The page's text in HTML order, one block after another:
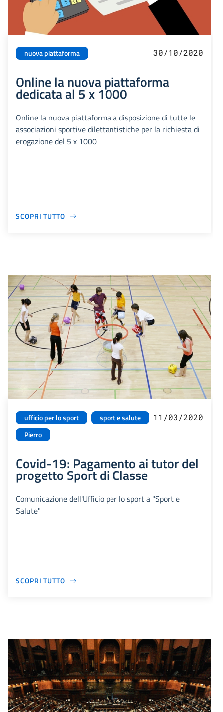
nuova piattaforma 30/10/2020
Online la nuova piattaforma
dedicata al 5 x 1000
Online la nuova piattaforma a disposizione di tutte le
associazioni sportive dilettantistiche per la richiesta di
erogazione del 5 x 1000
SCOPRI TUTTO
ufficio per lo sport
sport e salute
Pierro
11/03/2020
Covid-19: Pagamento ai tutor del
progetto Sport di Classe
Comunicazione dell'Ufficio per lo sport a "Sport e
Salute"
SCOPRI TUTTO